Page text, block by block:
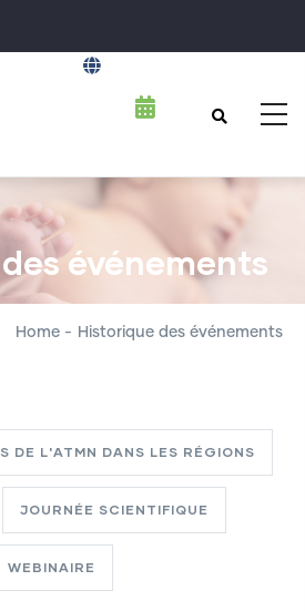
événements
Home - Historique des événements
DE L'ATMN DANS LES RÉGIONS
JOURNÉE SCIENTIFIQUE
WEBINAIRE